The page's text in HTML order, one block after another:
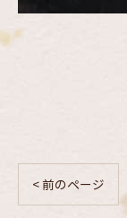
< 前のページ